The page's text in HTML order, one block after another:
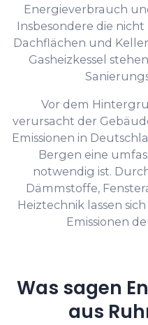
Energieverbrauch
Insbesondere die
Dachflächen und
Gasheizkessel
Vor dem
verursacht der
Emissionen in
Bergen eine
notwendig ist.
Dämmstoffe,
Heiztechnik lassen
Emissionen
Was sagen
aus